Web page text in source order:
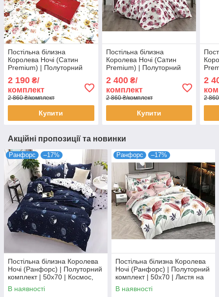
Постільна білизна
Королева Ночі (Сатин
Premium) | Полуторний
білому та бежевому
2 190 ₴/
комплект
2 860 ₴/комплект
Купити
Постільна білизна
Королева Ночі (Сатин
Premium) | Полуторний
світлому та бордовому
2 400₴/
комплект
2 860 ₴/комплект
Купити
2
2
Акційні пропозиції та новинки
Ранфорс –17%
Постільна білизна Королева
Ночі (Ранфорс) | Полуторний
комплект | 50х70 | Космос,
планети, зірки на темно-
синьому
В наявності
Ранфорс –17%
Постільна білизна Королева
Ночі (Ранфорс) | Полуторний
комплект | 50х70 | Листя на
світлому та рожевому
В наявності